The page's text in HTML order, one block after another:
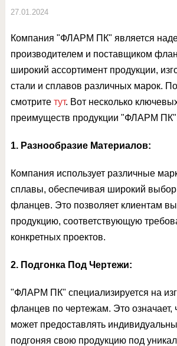
27.01.2024
Компания "ФЛАРМ ПК" является
производителем и поставщиком
широкий ассортимент продукции,
стали и сплавов различных марок.
смотрите тут. Вот несколько
преимуществ продукции "ФЛАРМ
1. Разнообразие Материалов:
Компания использует различные
сплавы, обеспечивая широкий
фланцев. Это позволяет клиентам
продукцию, соответствующую
конкретных проектов.
2. Подгонка Под Чертежи:
"ФЛАРМ ПК" специализируется на
фланцев по чертежам. Это означает,
может предоставлять
подгоняя свою продукцию под